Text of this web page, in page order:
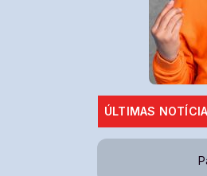
ÚLTIMAS
MPF denuncia